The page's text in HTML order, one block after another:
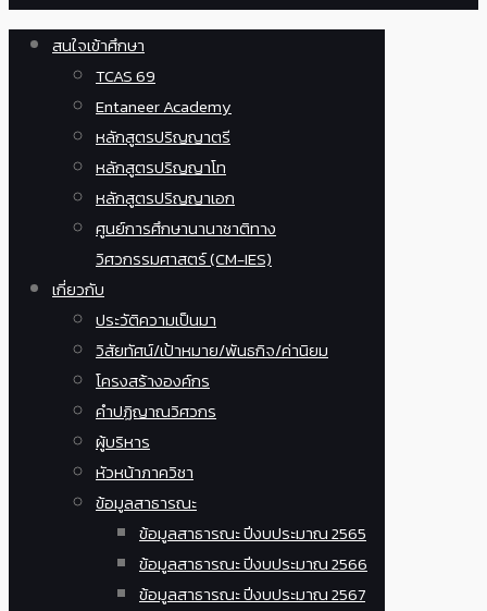
สนใจเข้าศึกษา
TCAS 69
Entaneer Academy
หลักสูตรปริญญาตรี
หลักสูตรปริญญาโท
หลักสูตรปริญญาเอก
ศูนย์การศึกษานานาชาติทาง
วิศวกรรมศาสตร์ (CM-IES)
เกี่ยวกับ
ประวัติความเป็นมา
วิสัยทัศน์/เป้าหมาย/พันธกิจ/ค่านิยม
โครงสร้างองค์กร
คำปฏิญาณวิศวกร
ผู้บริหาร
หัวหน้าภาควิชา
ข้อมูลสาธารณะ
ข้อมูลสาธารณะ ปีงบประมาณ 2565
ข้อมูลสาธารณะ ปีงบประมาณ 2566
ข้อมูลสาธารณะ ปีงบประมาณ 2567